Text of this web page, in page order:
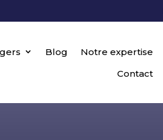
Blog
Notre expertise
Contact